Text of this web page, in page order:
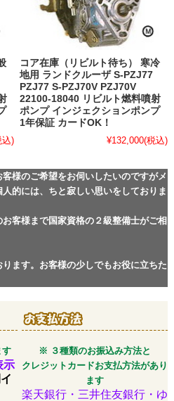
込)
コア在庫（リビルト待ち） 寒冷
地用 ランドクルーザ S-PZJ77
PZJ77 S-PZJ70V PZJ70V
22100-18040 リビルト燃料噴射
ポンプ インジェクションポンプ
1年保証 カードOK！
¥132,000(税込)
様のご希望をお伺いしたいのですがメ
的には、ちと寂しい思いをしておりま
客様まで国家資格の２級整備士がご相
ます。お客様の少しでもお役に立ちた
す
※ ３種類のお振込み方法と
クレジットカードお支払方法があり
ます
示
楽天銀行・三井住友銀行・ゆ